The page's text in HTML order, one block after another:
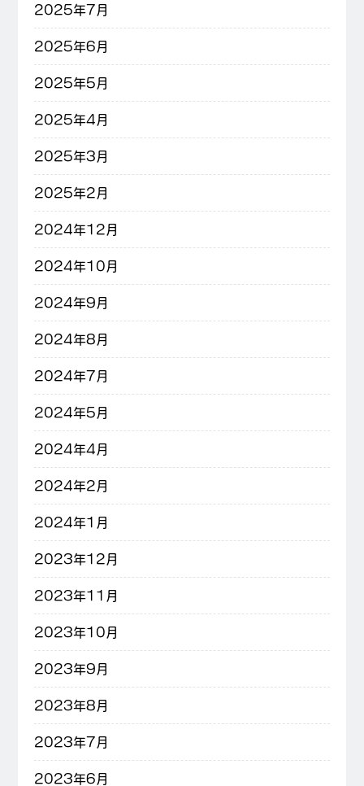
2025年7月
2025年6月
2025年5月
2025年4月
2025年3月
2025年2月
2024年12月
2024年10月
2024年9月
2024年8月
2024年7月
2024年5月
2024年4月
2024年2月
2024年1月
2023年12月
2023年11月
2023年10月
2023年9月
2023年8月
2023年7月
2023年6月